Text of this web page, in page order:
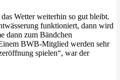
Wetter weiterhin so gut bleibt.
funktioniert, dann wird
dann zum Bändchen
BWB-Mitglied werden sehr
spielen“, war der